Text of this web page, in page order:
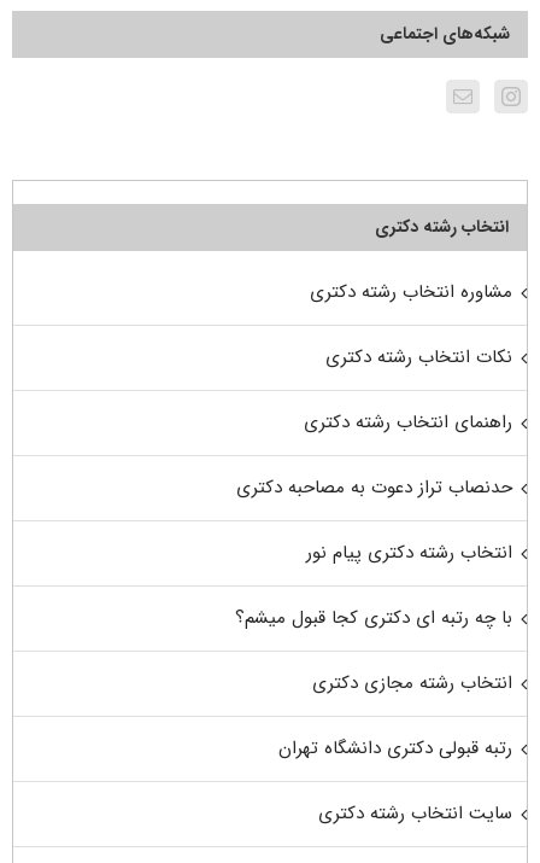
شبکه‌های اجتماعی
انتخاب رشته دکتری
مشاوره انتخاب رشته دکتری
نکات انتخاب رشته دکتری
راهنمای انتخاب رشته دکتری
حدنصاب تراز دعوت به مصاحبه دکتری
انتخاب رشته دکتری پیام نور
با چه رتبه ای دکتری کجا قبول میشم؟
انتخاب رشته مجازی دکتری
رتبه قبولی دکتری دانشگاه تهران
سایت انتخاب رشته دکتری